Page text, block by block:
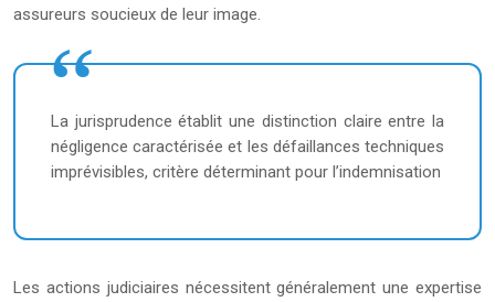
assureurs soucieux de leur image.
La jurisprudence établit une distinction claire entre la
négligence caractérisée et les défaillances techniques
imprévisibles, critère déterminant pour l’indemnisation
Les actions judiciaires nécessitent généralement une expertise